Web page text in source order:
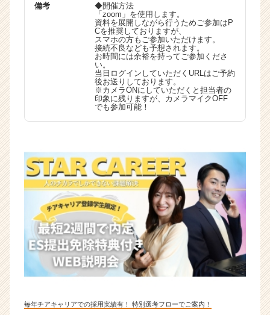
備考
◆開催方法
「zoom」を使用します。
資料を展開しながら行うためご参加はP
Cを推奨しておりますが、
スマホの方もご参加いただけます。
接続不良なども予想されます。
お時間には余裕を持ってご参加くださ
い。
当日ログインしていただくURLはご予約
後お送りしております。
※カメラONにしていただくと担当者の
印象に残りますが、カメラマイクOFF
でも参加可能！
毎年チアキャリアでの採用実績有！ 特別選考フローでご案内！